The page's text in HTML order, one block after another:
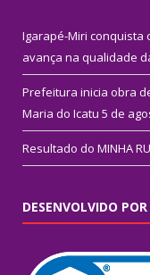
Igarapé-Miri conquista
avança na qualidade
Prefeitura inicia obra
Maria do Icatu 5 de
Resultado do MINHA
DESENVOLVIDO